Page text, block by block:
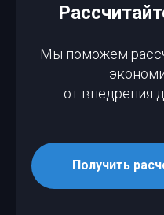
Мы поможем
от внедрения
Получить